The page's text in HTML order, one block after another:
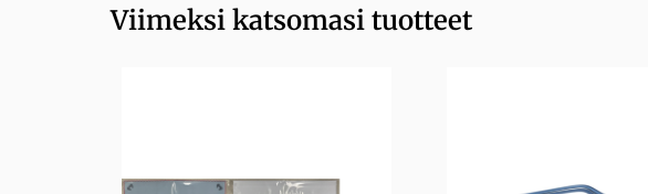
Viimeksi katsomasi tuotteet